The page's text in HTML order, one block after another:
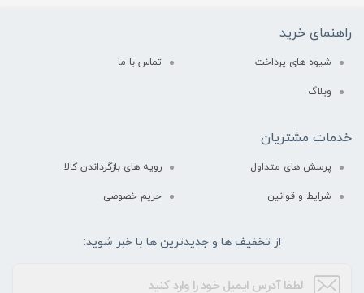
راهنمای خرید
شیوه های پرداخت تماس با ما
وبلاگ
خدمات مشتریان
پرسش های متداول رویه های بازگرداندن کالا
شرایط و قوانین حریم خصوصی
از تخفیف ها و جدیدترین ها با خبر شوید: